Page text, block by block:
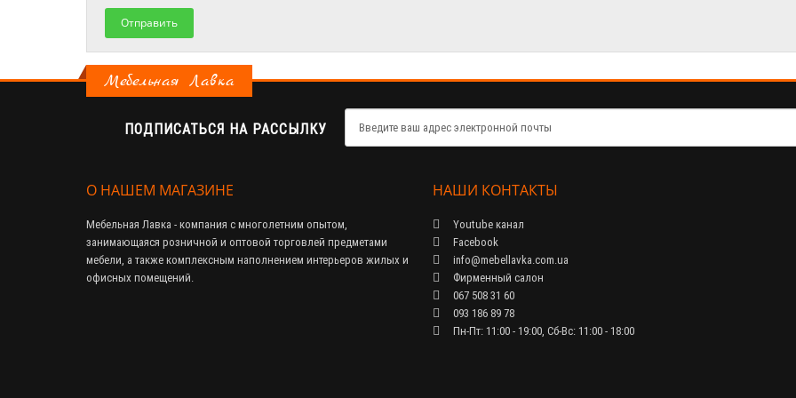
Отправить
Мебельная Лавка
ПОДПИСАТЬСЯ НА РАССЫЛКУ
О НАШЕМ МАГАЗИНЕ
Мебельная Лавка - компания с многолетним опытом,
занимающаяся розничной и оптовой торговлей предметами
мебели, а также комплексным наполнением интерьеров жилых и
офисных помещений.
НАШИ КОНТАКТЫ
Youtube канал
Facebook
info@mebellavka.com.ua
Фирменный салон
067 508 31 60
093 186 89 78
Пн-Пт: 11:00 - 19:00, Сб-Вс: 11:00 - 18:00